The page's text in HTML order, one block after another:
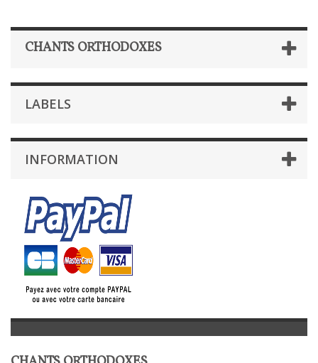
CHANTS ORTHODOXES
LABELS
INFORMATION